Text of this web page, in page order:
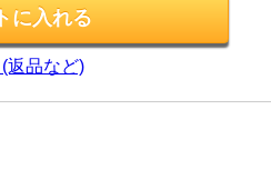
返品など)